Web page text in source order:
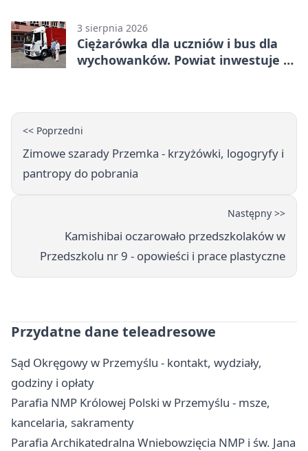
3 sierpnia 2026
Ciężarówka dla uczniów i bus dla
wychowanków. Powiat inwestuje w
<< Poprzedni
Zimowe szarady Przemka - krzyżówki, logogryfy i
pantropy do pobrania
Następny >>
Kamishibai oczarowało przedszkolaków w
Przedszkolu nr 9 - opowieści i prace plastyczne
Przydatne dane teleadresowe
Sąd Okręgowy w Przemyślu - kontakt, wydziały,
godziny i opłaty
Parafia NMP Królowej Polski w Przemyślu - msze,
kancelaria, sakramenty
Parafia Archikatedralna Wniebowzięcia NMP i św. Jana